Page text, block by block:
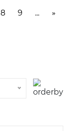
8 9 ... »